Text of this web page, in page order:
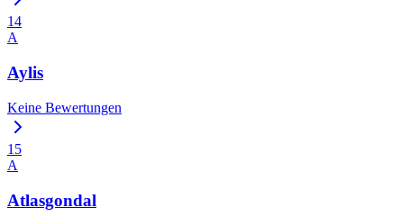
14
A
Aylis
Keine Bewertungen
15
A
Atlasgondal